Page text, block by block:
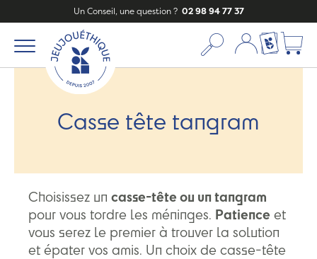
Un Conseil, une question ? 02 98 94 77 37
Mon compte
Ma liste
Casse tête tangram
Choisissez un casse-tête ou un tangram
pour vous tordre les méninges. Patience et
vous serez le premier à trouver la solution
et épater vos amis. Un choix de casse-tête